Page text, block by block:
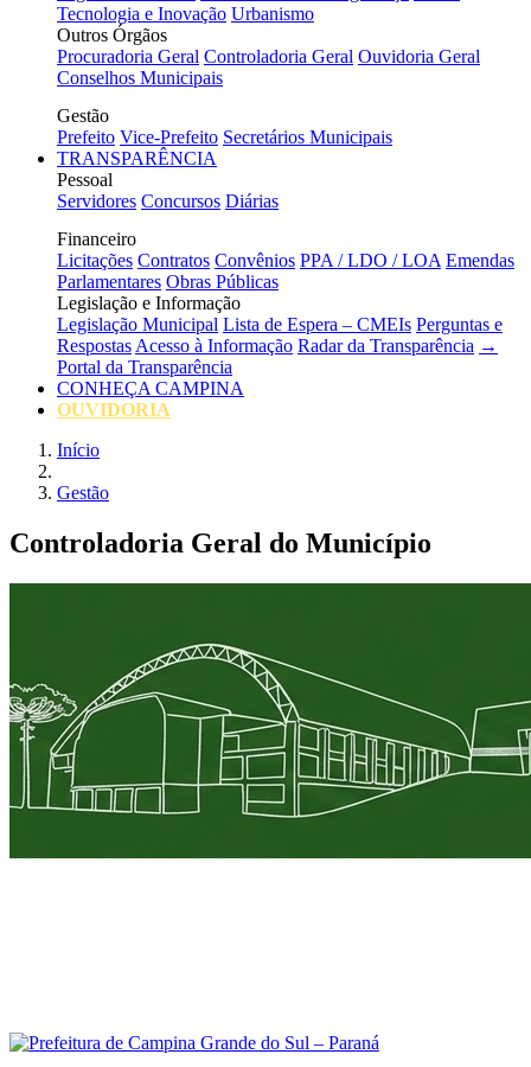
Tecnologia e Inovação Urbanismo
Outros Órgãos
Procuradoria Geral Controladoria Geral Ouvidoria Geral
Conselhos Municipais
Gestão
Prefeito Vice-Prefeito Secretários Municipais
TRANSPARÊNCIA
Pessoal
Servidores Concursos Diárias
Financeiro
Licitações Contratos Convênios PPA / LDO / LOA Emendas
Parlamentares Obras Públicas
Legislação e Informação
Legislação Municipal Lista de Espera – CMEIs Perguntas e
Respostas Acesso à Informação Radar da Transparência →
Portal da Transparência
CONHEÇA CAMPINA
OUVIDORIA
Início
Gestão
Controladoria Geral do Município